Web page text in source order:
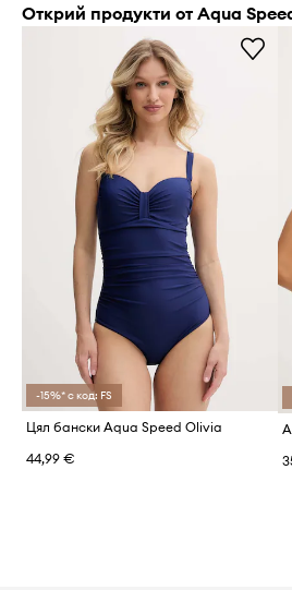
Открий продукти от Aqua
-15%* с код: FS
Цял бански Aqua Speed Olivia
44,99 €